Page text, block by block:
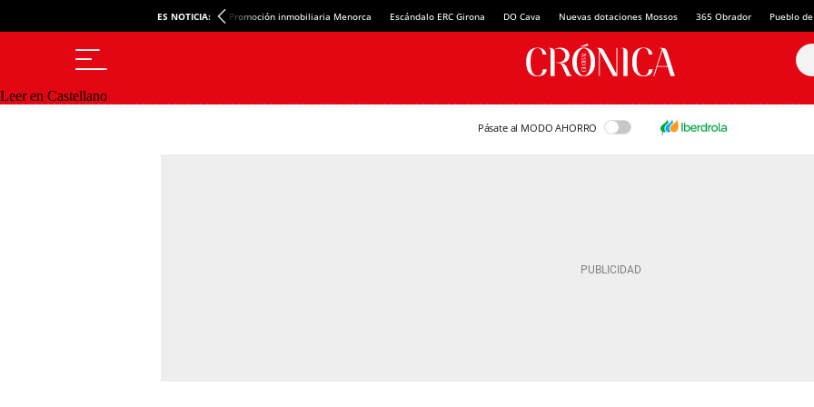
ES NOTICIA: Promoción inmobiliaria Menorca Escándalo ERC Girona DO Cava Nuevas dotaciones Mossos 365 Obrador Pueblo
Leer en Castellano
Pásate al MODO AHORRO